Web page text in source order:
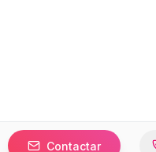
Contactar